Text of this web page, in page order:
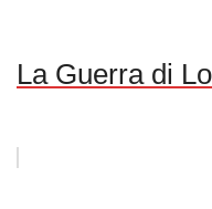
La Guerra di